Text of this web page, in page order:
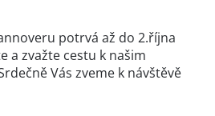
potrvá až do 2.října
a zvažte cestu k našim
Vás zveme k návštěvě